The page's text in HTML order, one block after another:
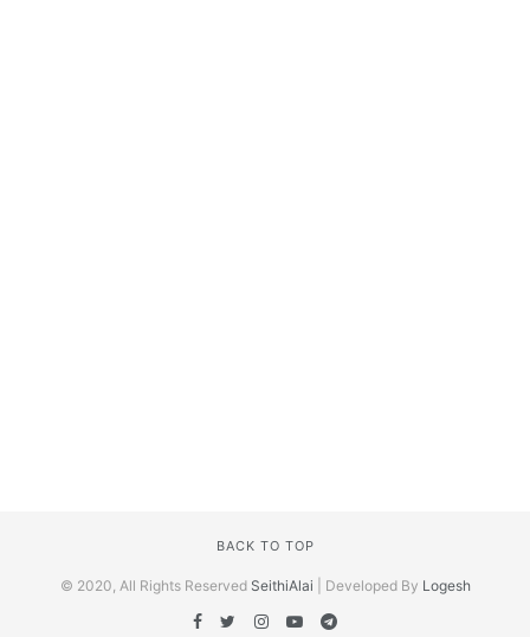
BACK TO TOP
© 2020, All Rights Reserved SeithiAlai | Developed By Logesh